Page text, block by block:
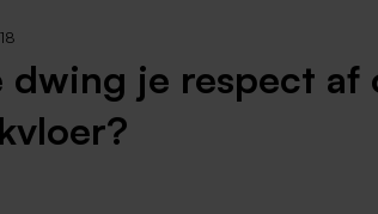
dwing je respect af